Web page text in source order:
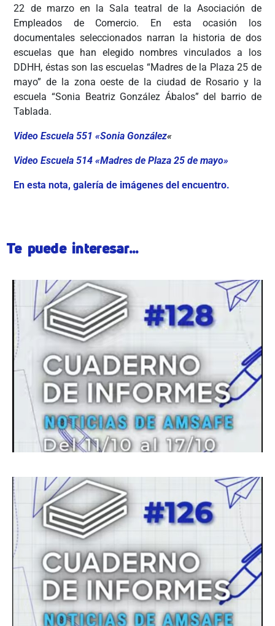
22 de marzo en la Sala teatral de la Asociación de
Empleados de Comercio. En esta ocasión los
documentales seleccionados narran la historia de dos
escuelas que han elegido nombres vinculados a los
DDHH, éstas son las escuelas “Madres de la Plaza 25 de
mayo” de la zona oeste de la ciudad de Rosario y la
escuela “Sonia Beatriz González Ábalos” del barrio de
Tablada.
Video Escuela 551 «Sonia González«
Video Escuela 514 «Madres de Plaza 25 de mayo»
En esta nota, galería de imágenes del encuentro.
Te puede interesar...